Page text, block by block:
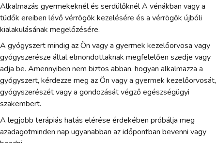
Alkalmazás gyermekeknél és serdülőknél A vénákban vagy a
tüdők ereiben lévő vérrögök kezelésére és a vérrögök újbóli
kialakulásának megelőzésére.
A gyógyszert mindig az Ön vagy a gyermek kezelőorvosa vagy
gyógyszerésze által elmondottaknak megfelelően szedje vagy
adja be. Amennyiben nem biztos abban, hogyan alkalmazza a
gyógyszert, kérdezze meg az Ön vagy a gyermek kezelőorvosát,
gyógyszerészét vagy a gondozását végző egészségügyi
szakembert.
A legjobb terápiás hatás elérése érdekében próbálja meg
azadagotminden nap ugyanabban az időpontban bevenni vagy